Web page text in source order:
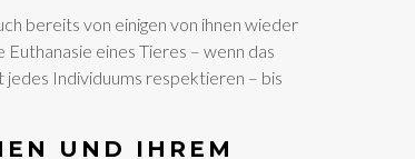
bereits von einigen von ihnen wieder
eines Tieres – wenn das
jedes Individuums respektieren – bis
UND IHREM